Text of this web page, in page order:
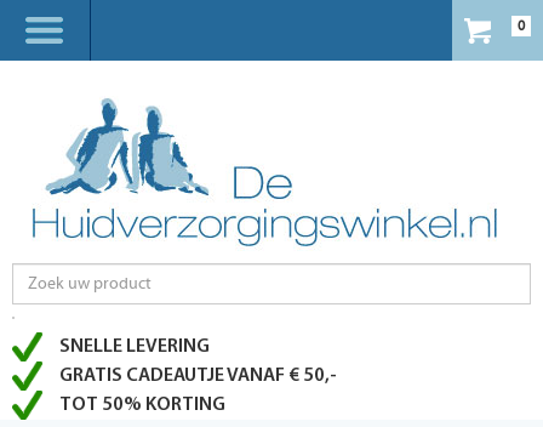
0
SNELLE LEVERING
GRATIS CADEAUTJE VANAF € 50,-
TOT 50% KORTING